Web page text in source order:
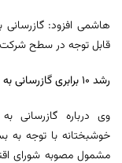
قابل توجه در سطح شرکت
رشد ۱۰ برابری گازرسانی به صنایع
وی درباره
خوشبختانه با توجه به